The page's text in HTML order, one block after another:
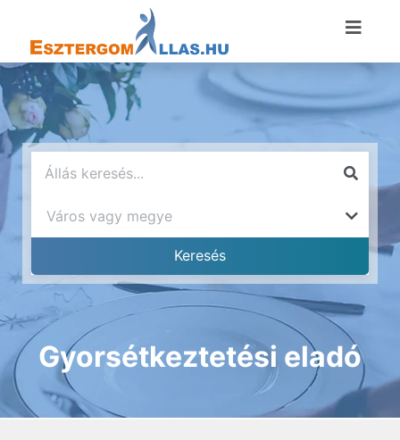
Gyorsétkeztetési eladó